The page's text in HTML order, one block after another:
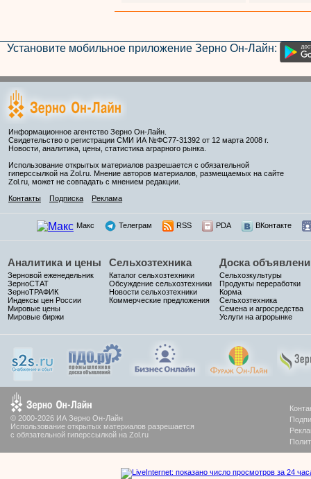
Установите мобильное приложение Зерно Он-Лайн:
Информационное агентство Зерно Он-Лайн.
Свидетельство о регистрации СМИ ИА №ФС77-31392 от 12 марта 2008 г.
Новости, аналитика, цены, статистика аграрного рынка.
Использование открытых материалов разрешается с обязательной
гиперссылкой на Zol.ru. Мнение авторов материалов, размещаемых на сайте
Zol.ru, может не совпадать с мнением редакции.
Контакты
Подписка Реклама
Макс Телеграм RSS PDA ВКонтакте
Аналитика и цены
Зерновой еженедельник
ЗерноСТАТ
ЗерноТРАФИК
Индексы цен России
Мировые цены
Мировые биржи
Сельхозтехника
Каталог сельхозтехники
Обсуждение сельхозтехники
Новости сельхозтехники
Коммерческие предложения
Доска
Сельхозкультуры
Продукты переработки
Корма
Сельхозтехника
Семена и агросредства
Услуги на агрорынке
© 2000-2026 ИА Зерно Он-Лайн
Использование открытых материалов разрешается
с обязательной гиперссылкой на Zol.ru